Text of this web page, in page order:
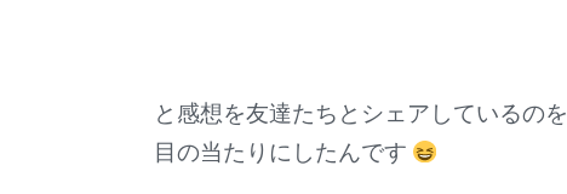
と感想を友達たちとシェアしているのを
目の当たりにしたんです